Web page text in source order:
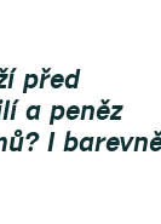
před
a peněz
I